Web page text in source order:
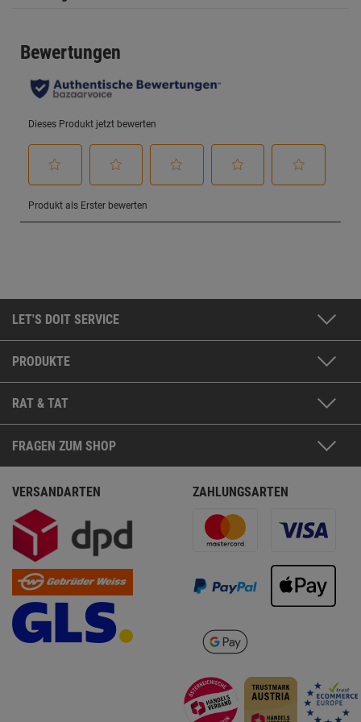
LET'S DOIT SERVICE
PRODUKTE
RAT & TAT
FRAGEN ZUM SHOP
VERSANDARTEN ZAHLUNGSARTEN